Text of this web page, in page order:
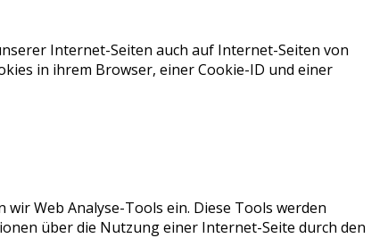
Internet-Seiten auch auf Internet-Seiten von
in ihrem Browser, einer Cookie-ID und einer
Web Analyse-Tools ein. Diese Tools werden
über die Nutzung einer Internet-Seite durch den